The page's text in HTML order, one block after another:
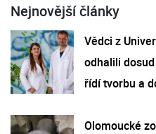
Nejnovější články
Vědci z
odhalili
řídí tvorbu a
Olomoucké